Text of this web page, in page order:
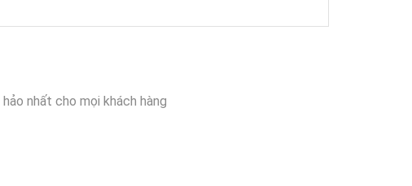
nhất cho mọi khách hàng